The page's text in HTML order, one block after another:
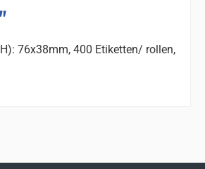
76x38mm, 400 Etiketten/ rollen,